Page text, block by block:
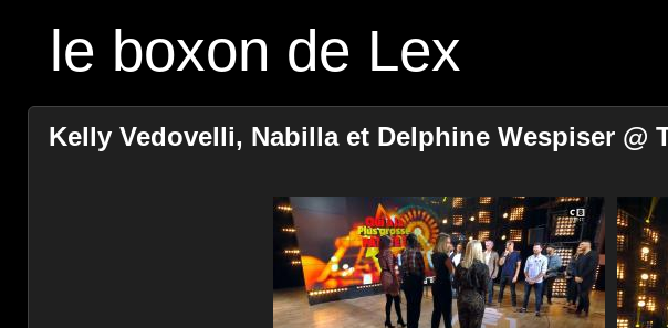
le boxon de Lex
Kelly Vedovelli, Nabilla et Delphine Wespiser @